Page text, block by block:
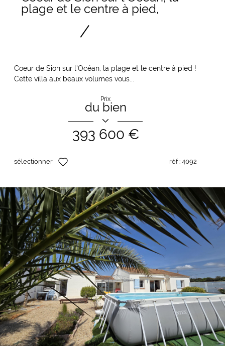
plage et le centre à pied,
Coeur de Sion sur l'Océan, la plage et le centre à pied !
Cette villa aux beaux volumes vous...
Prix
du bien
393 600 €
sélectionner réf : 4092